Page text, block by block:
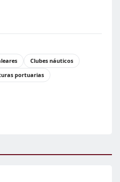
Clubes náuticos
portuarias